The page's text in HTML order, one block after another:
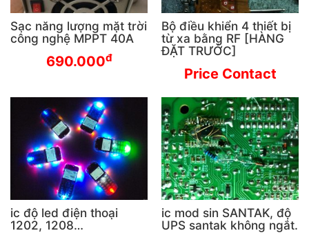
Sạc năng lượng mặt trời
công nghệ MPPT 40A
690.000đ
Bộ điều khiển 4 thiết bị
từ xa bằng RF [HÀNG
ĐẶT TRƯỚC]
Price Contact
ic độ led điện thoại
1202, 1208…
ic mod sin SANTAK, độ
UPS santak không ngắt.